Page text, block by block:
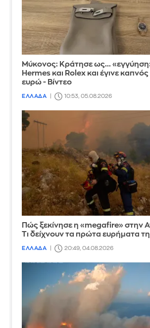
Μύκονος: Κράτησε ως...
Hermes και Rolex και έγινε
ευρώ - Βίντεο
ΕΛΛΑΔΑ 10:53, 05.08.2026
Πώς ξεκίνησε η «megafire» στην
Τι δείχνουν τα πρώτα ευρήματα
ΕΛΛΑΔΑ 20:49, 04.08.2026